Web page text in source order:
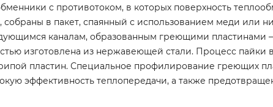
с противотоком, в которых поверхность
в пакет, спаянный с использованием меди или
каналам, образованным греющими пластинами
изготовлена из нержавеющей стали. Процесс пайки
пластин. Специальное профилирование греющих
эффективность теплопередачи, а также